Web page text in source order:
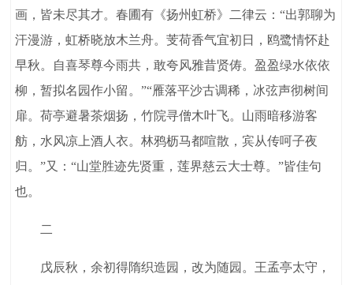
画，皆未尽其才。春圃有《扬州虹桥》二律云：“出郭聊为
汗漫游，虹桥晓放木兰舟。芰荷香气宜初日，鸥鹭情怀赴
早秋。自喜琴尊今雨共，敢夸风雅昔贤俦。盈盈绿水依依
柳，暂拟名园作小留。”“雁落平沙古调稀，冰弦声彻树间
扉。荷亭避暑茶烟扬，竹院寻僧木叶飞。山雨暗移游客
舫，水风凉上酒人衣。林鸦枥马都喧散，宾从传呵子夜
归。”又：“山堂胜迹先贤重，莲界慈云大士尊。”皆佳句
也。
二
戊辰秋，余初得隋织造园，改为随园。王孟亭太守，